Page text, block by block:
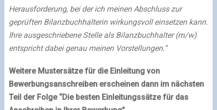
Herausforderung, bei der ich meinen Abschluss zur
geprüften Bilanzbuchhalterin wirkungsvoll einsetzen kann.
Ihre ausgeschriebene Stelle als Bilanzbuchhalter (m/w)
entspricht dabei genau meinen Vorstellungen.”
Weitere Mustersätze für die Einleitung von
Bewerbungsanschreiben erscheinen dann im nächsten
Teil der Folge “Die besten Einleitungssätze für das